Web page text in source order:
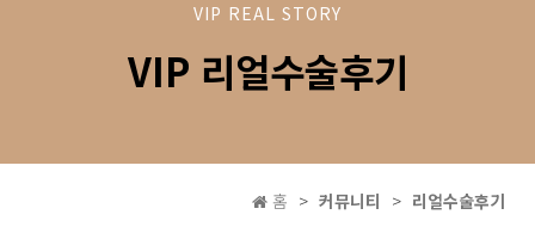
VIP REAL STORY
VIP 리얼수술후기
홈 커뮤니티 리얼수술후기